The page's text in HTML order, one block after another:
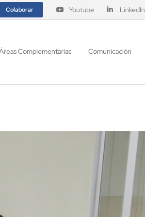
Colaborar Youtube LinkedIn
Complementarias Comunicación